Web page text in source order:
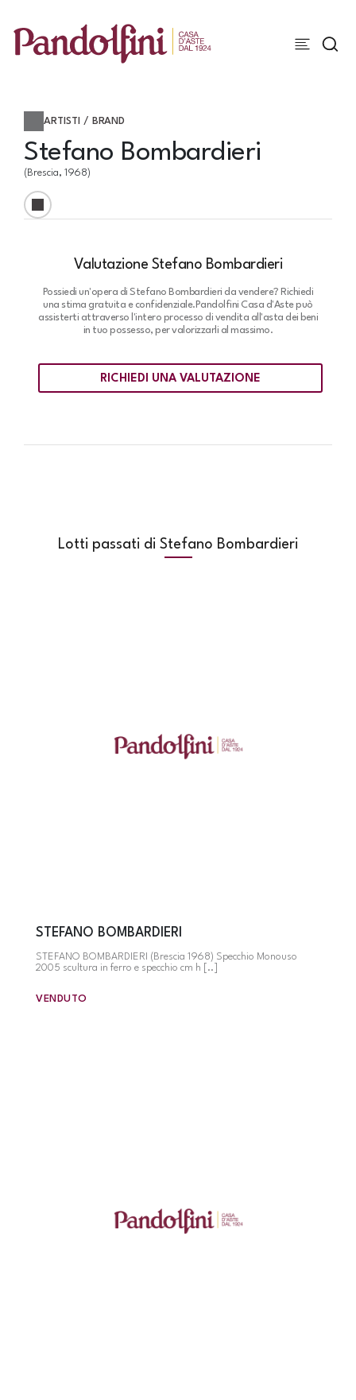
ARTISTI / BRAND
Stefano Bombardieri
(Brescia, 1968)
Valutazione Stefano Bombardieri
Possiedi un'opera di Stefano Bombardieri da vendere? Richiedi
una stima gratuita e confidenziale. Pandolfini Casa d'Aste può
assisterti attraverso l'intero processo di vendita all'asta dei beni
in tuo possesso, per valorizzarli al massimo.
RICHIEDI UNA VALUTAZIONE
Lotti passati di Stefano Bombardieri
STEFANO BOMBARDIERI
STEFANO BOMBARDIERI (Brescia 1968) Specchio Monouso
2005 scultura in ferro e specchio cm h [..]
VENDUTO